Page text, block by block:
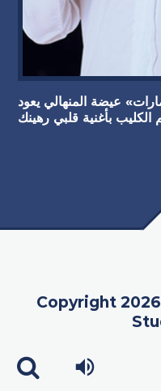
عيضة المنهالي يعود
الكليب بأغنية قلبي رهينك
Copyright